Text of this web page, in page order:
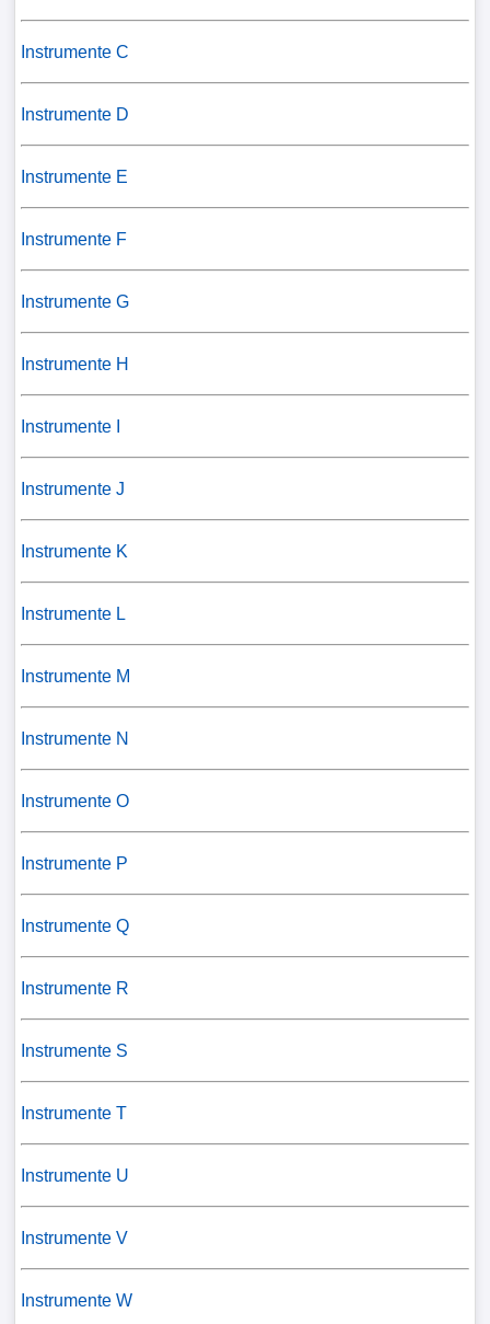
Instrumente C
Instrumente D
Instrumente E
Instrumente F
Instrumente G
Instrumente H
Instrumente I
Instrumente J
Instrumente K
Instrumente L
Instrumente M
Instrumente N
Instrumente O
Instrumente P
Instrumente Q
Instrumente R
Instrumente S
Instrumente T
Instrumente U
Instrumente V
Instrumente W